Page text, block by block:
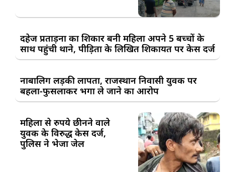
दहेज प्रताड़ना का शिकार बनी महिला अपने 5 बच्चों के
साथ पहुंची थाने, पीड़िता के लिखित शिकायत पर केस दर्ज
नाबालिग लड़की लापता, राजस्थान निवासी युवक पर
बहला-फुसलाकर भगा ले जाने का आरोप
महिला से रुपये छीनने वाले
युवक के विरुद्ध केस दर्ज,
पुलिस ने भेजा जेल